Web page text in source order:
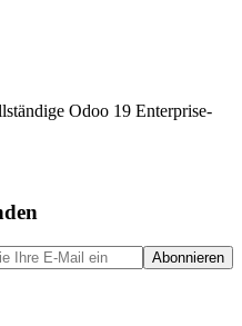
Odoo 19 Enterprise-
Abonnieren